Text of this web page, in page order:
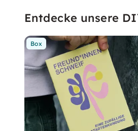
Entdecke unsere
Box